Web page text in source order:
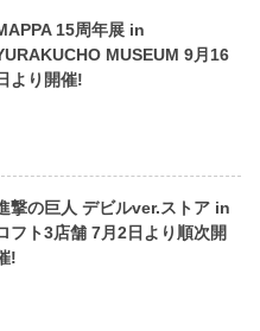
15周年展 in
MUSEUM 9月16
より開催!
撃の巨人 デビルver.ストア in
フト3店舗 7月2日より順次開
!